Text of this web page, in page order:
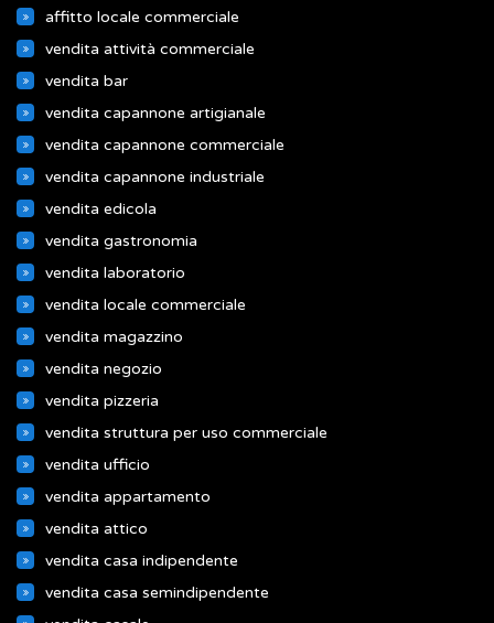
affitto locale commerciale
vendita attività commerciale
vendita bar
vendita capannone artigianale
vendita capannone commerciale
vendita capannone industriale
vendita edicola
vendita gastronomia
vendita laboratorio
vendita locale commerciale
vendita magazzino
vendita negozio
vendita pizzeria
vendita struttura per uso commerciale
vendita ufficio
vendita appartamento
vendita attico
vendita casa indipendente
vendita casa semindipendente